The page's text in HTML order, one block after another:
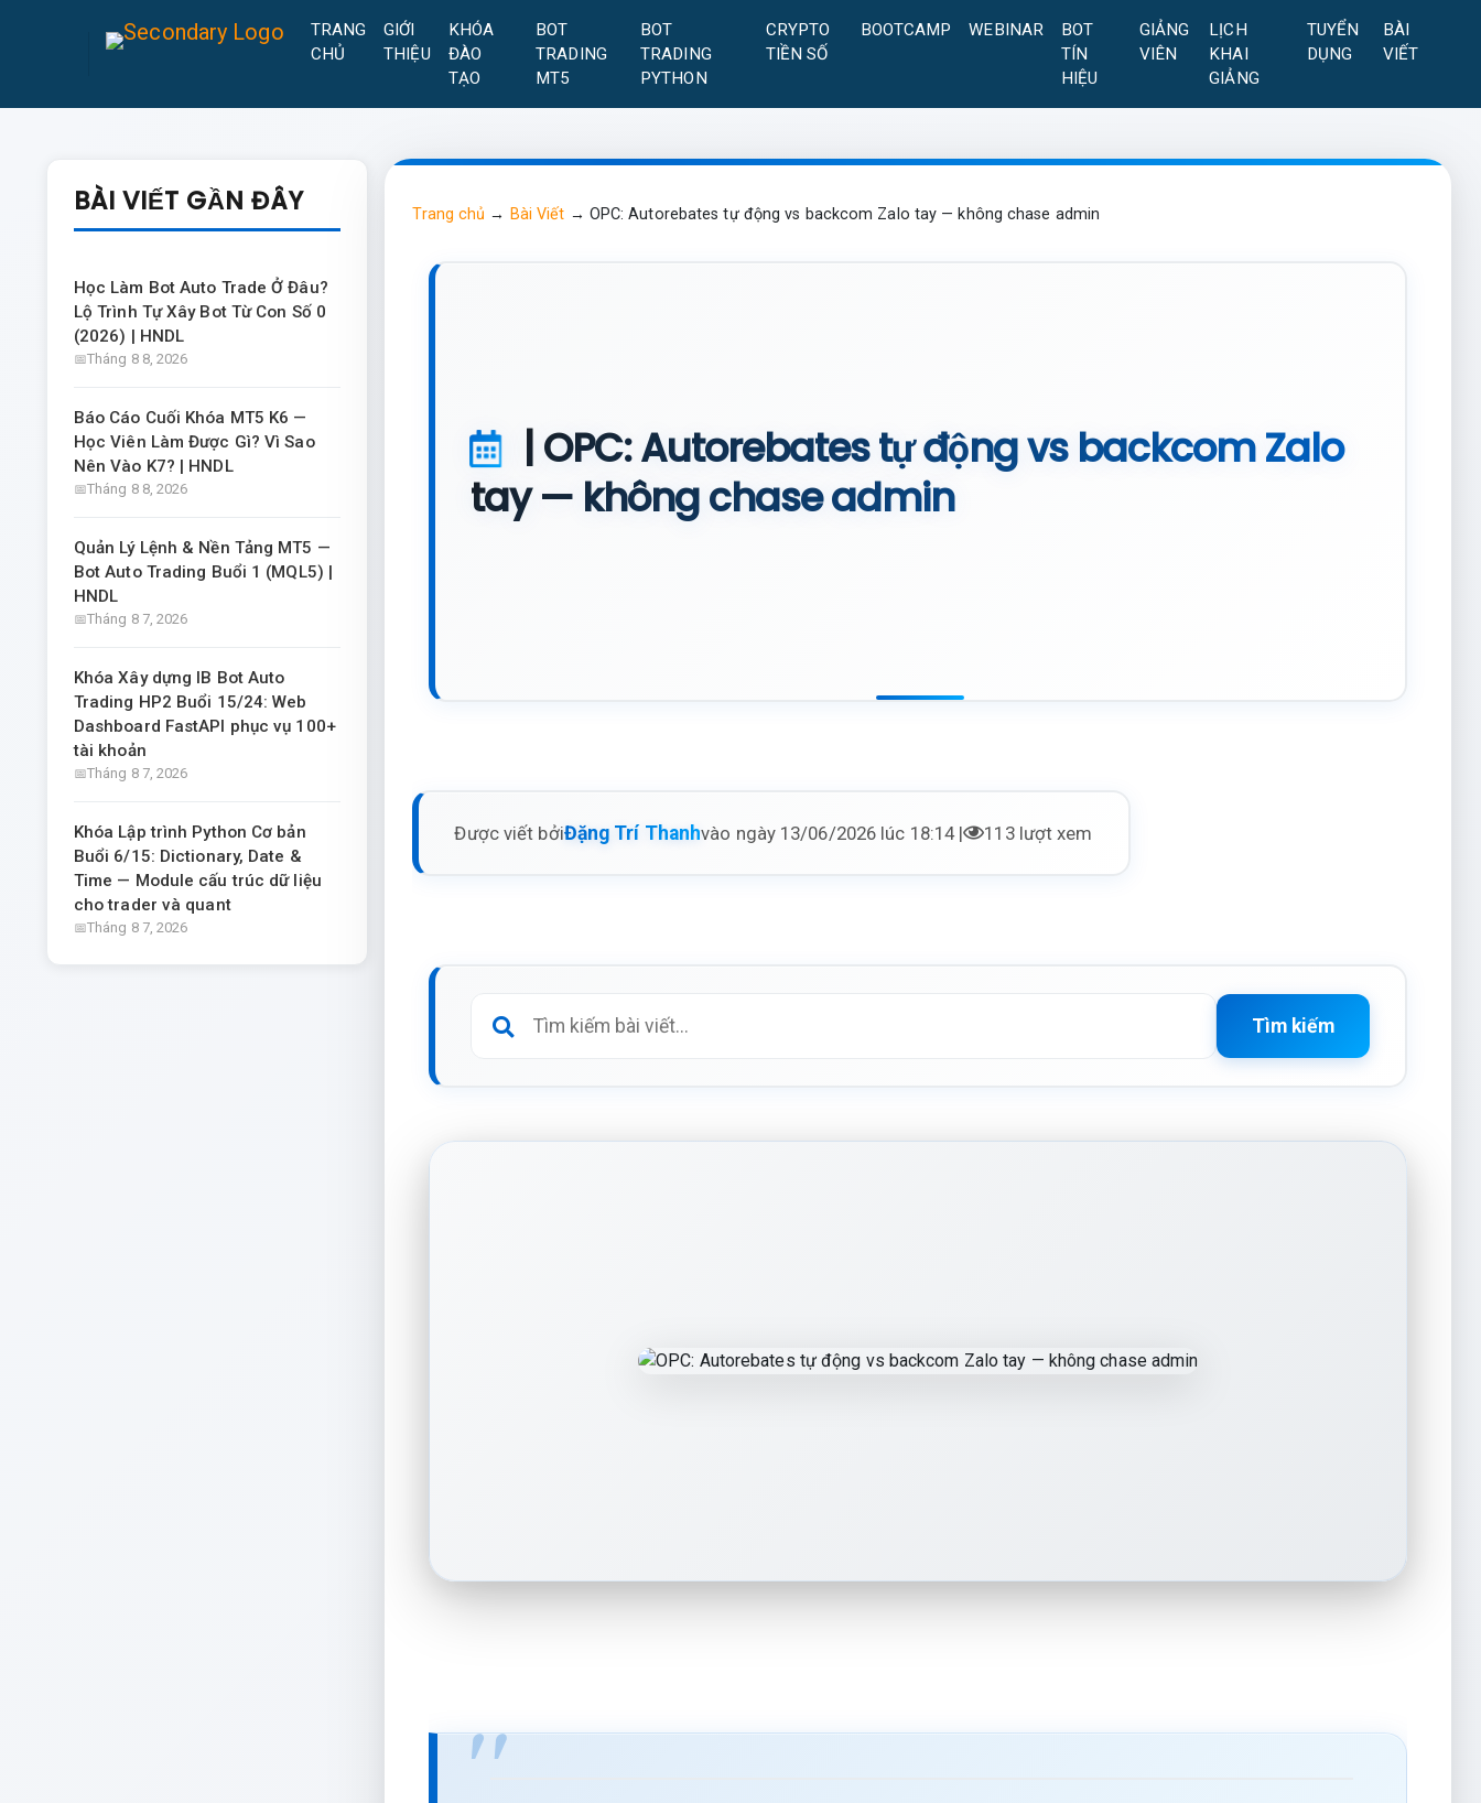
TRANG
CHỦ
GIỚI
THIỆU
KHÓA
ĐÀO
TẠO
BOT
TRADING
MT5
BOT
TRADING
PYTHON
CRYPTO
TIỀN SỐ
BOOTCAMP WEBINAR
BOT
TÍN
HIỆU
GIẢNG
VIÊN
LỊCH
KHAI
GIẢNG
TUYỂN
DỤNG
BÀI
VIẾT
BÀI VIẾT GẦN ĐÂY
Học Làm Bot Auto Trade Ở Đâu?
Lộ Trình Tự Xây Bot Từ Con Số 0
(2026) | HNDL
Tháng 8 8, 2026
Báo Cáo Cuối Khóa MT5 K6 —
Học Viên Làm Được Gì? Vì Sao
Nên Vào K7? | HNDL
Tháng 8 8, 2026
Quản Lý Lệnh & Nền Tảng MT5 —
Bot Auto Trading Buổi 1 (MQL5) |
HNDL
Tháng 8 7, 2026
Khóa Xây dựng IB Bot Auto
Trading HP2 Buổi 15/24: Web
Dashboard FastAPI phục vụ 100+
tài khoản
Tháng 8 7, 2026
Khóa Lập trình Python Cơ bản
Buổi 6/15: Dictionary, Date &
Time — Module cấu trúc dữ liệu
cho trader và quant
Tháng 8 7, 2026
Trang chủ → Bài Viết → OPC: Autorebates tự động vs backcom Zalo tay — không chase admin
| OPC: Autorebates tự động vs backcom Zalo
tay — không chase admin
Được viết bởiĐặng Trí Thanhvào ngày 13/06/2026 lúc 18:14 | 113 lượt xem
Tìm kiếm